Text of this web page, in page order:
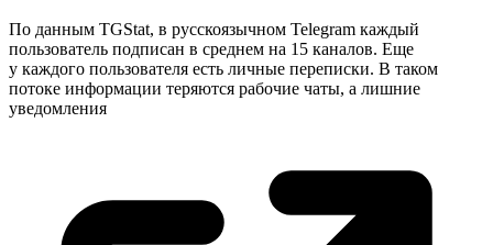
По данным TGStat, в русскоязычном Telegram каждый
пользователь подписан в среднем на 15 каналов. Еще
у каждого пользователя есть личные переписки. В таком
потоке информации теряются рабочие чаты, а лишние
уведомления